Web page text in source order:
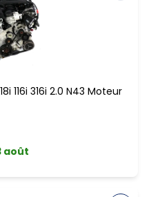
116i 316i 2.0 N43 Moteur
août